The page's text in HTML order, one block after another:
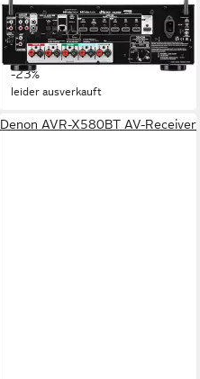
AVC-S670H Lautsprecher
(2)
ab 499,00 € UVP 650,00 €
-23%
leider ausverkauft
Denon AVR-X580BT AV-Receiver